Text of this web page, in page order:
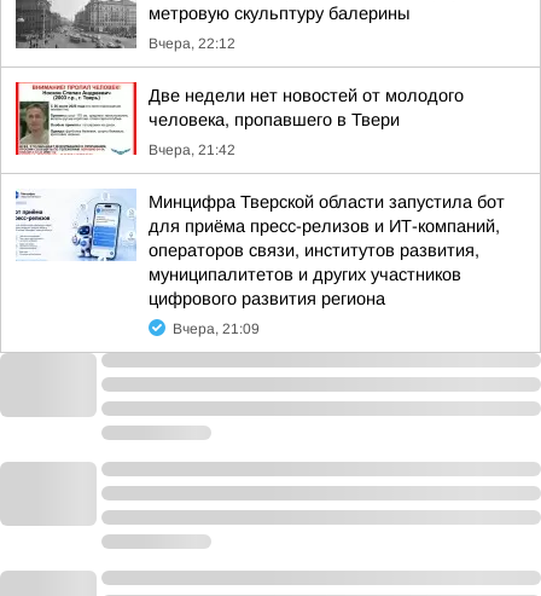
метровую скульптуру балерины
Вчера, 22:12
Две недели нет новостей от молодого
человека, пропавшего в Твери
Вчера, 21:42
Минцифра Тверской области запустила бот
для приёма пресс-релизов и ИТ-компаний,
операторов связи, институтов развития,
муниципалитетов и других участников
цифрового развития региона
Вчера, 21:09